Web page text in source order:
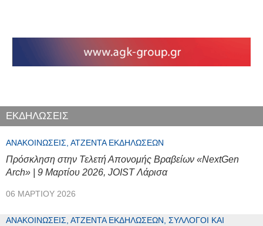
ΕΚΔΗΛΩΣΕΙΣ
ΑΝΑΚΟΙΝΏΣΕΙΣ, ΑΤΖΈΝΤΑ ΕΚΔΗΛΏΣΕΩΝ
Πρόσκληση στην Τελετή Απονομής Βραβείων «NextGen
Arch» | 9 Μαρτίου 2026, JOIST Λάρισα
06 ΜΑΡΤΊΟΥ 2026
ΑΝΑΚΟΙΝΏΣΕΙΣ, ΑΤΖΈΝΤΑ ΕΚΔΗΛΏΣΕΩΝ, ΣΎΛΛΟΓΟΙ ΚΑΙ